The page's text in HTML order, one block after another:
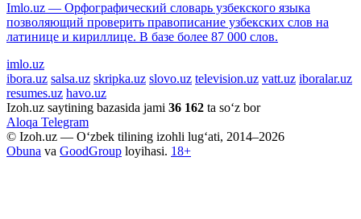
Imlo.uz — Орфографический словарь узбекского языка
позволяющий проверить правописание узбекских слов на
латинице и кириллице. В базе более 87 000 слов.
imlo.uz
ibora.uz salsa.uz skripka.uz slovo.uz television.uz vatt.uz iboralar.uz
resumes.uz havo.uz
Izoh.uz saytining bazasida jami 36 162 ta so‘z bor
Aloqa Telegram
© Izoh.uz — O‘zbek tilining izohli lug‘ati, 2014–2026
Obuna va GoodGroup loyihasi. 18+